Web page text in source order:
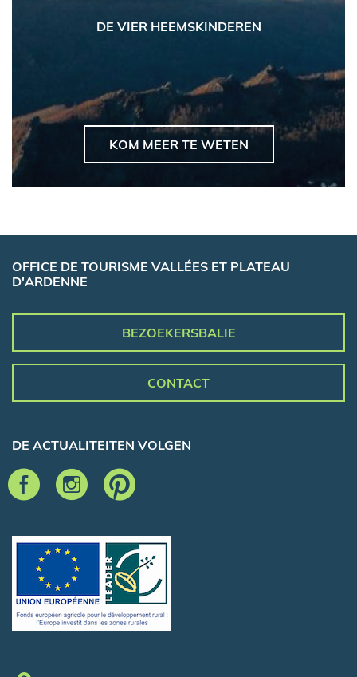
DE VIER HEEMSKINDEREN
KOM MEER TE WETEN
OFFICE DE TOURISME VALLÉES ET PLATEAU
D'ARDENNE
BEZOEKERSBALIE
CONTACT
DE ACTUALITEITEN VOLGEN